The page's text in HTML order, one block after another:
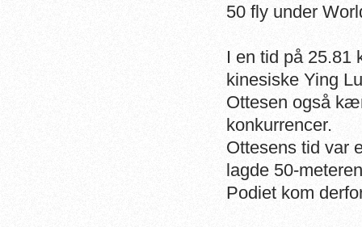
50 fly under
I en tid på 25.81
kinesiske Ying
Ottesen også
konkurrencer.
Ottesens tid var
lagde 50-
Podiet kom